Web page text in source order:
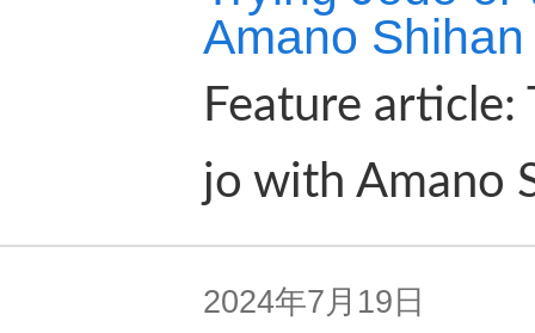
Amano
Feature
jo with Amano
2024年7月19日